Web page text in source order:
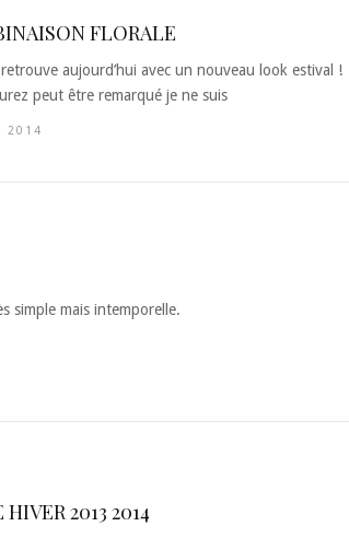
FLORALE
retrouve aujourd’hui avec un nouveau look estival !
peut être remarqué je ne suis
2014
simple mais intemporelle.
2013 2014